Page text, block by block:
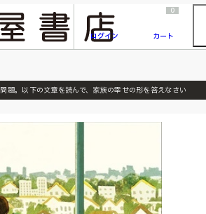
『ONE PIECE magazine 021 ONE PIECEカード付き同梱版』発売延期のご案内
ログイン
0
カート
問題。以下の文章を読んで、家族の幸せの形を答えなさい